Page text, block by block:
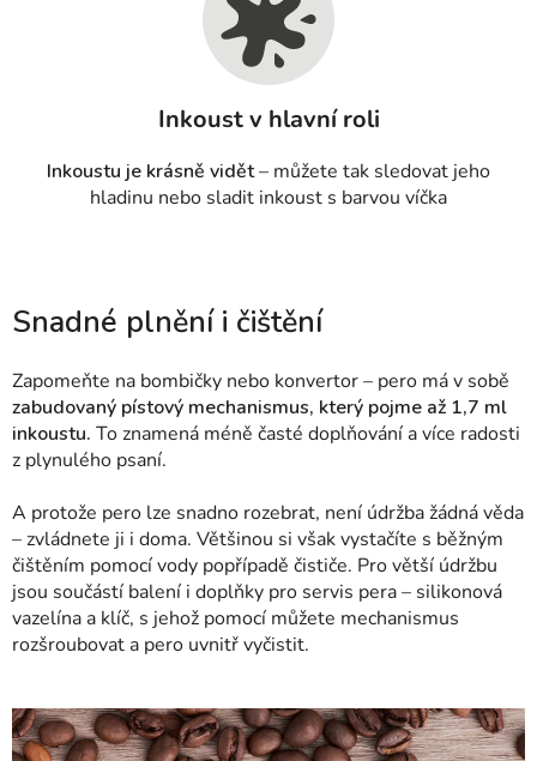
Inkoust v hlavní roli
Inkoustu je krásně vidět– můžete tak sledovat jeho
hladinu nebo sladit inkoust s barvou víčka
Snadné plnění i čištění
Zapomeňte na bombičky nebo konvertor – pero má v sobě
zabudovaný pístový mechanismus, který pojme až 1,7 ml
inkoustu. To znamená méně časté doplňování a více radosti
z plynulého psaní.
A protože pero lze snadno rozebrat, není údržba žádná věda
– zvládnete ji i doma. Většinou si však vystačíte s běžným
čištěním pomocí vody popřípadě čističe. Pro větší údržbu
jsou součástí balení i doplňky pro servis pera – silikonová
vazelína a klíč, s jehož pomocí můžete mechanismus
rozšroubovat a pero uvnitř vyčistit.